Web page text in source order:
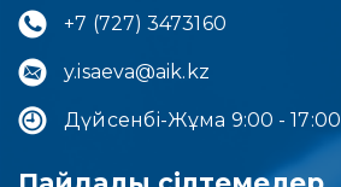
+7 (727) 3473160
y.isaeva@aik.kz
Дүйсенбі-Жұма 9:00 - 17:00